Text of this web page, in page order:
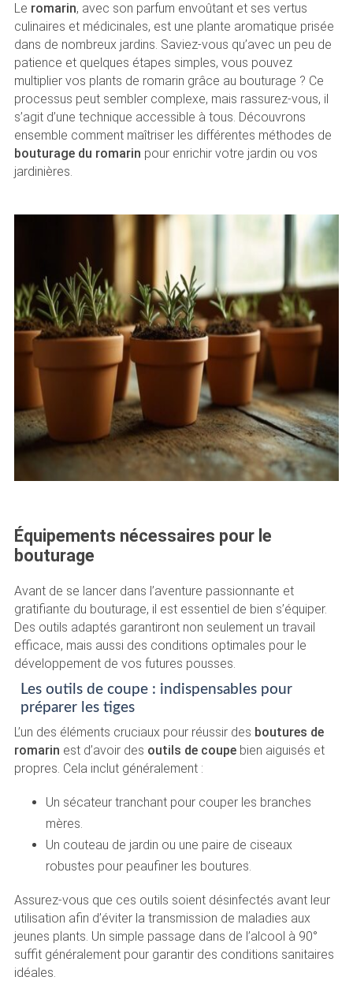
Le romarin, avec son parfum envoûtant et ses vertus
culinaires et médicinales, est une plante aromatique prisée
dans de nombreux jardins. Saviez-vous qu’avec un peu de
patience et quelques étapes simples, vous pouvez
multiplier vos plants de romarin grâce au bouturage ? Ce
processus peut sembler complexe, mais rassurez-vous, il
s’agit d’une technique accessible à tous. Découvrons
ensemble comment maîtriser les différentes méthodes de
bouturage du romarin pour enrichir votre jardin ou vos
jardinières.
Équipements nécessaires pour le
bouturage
Avant de se lancer dans l’aventure passionnante et
gratifiante du bouturage, il est essentiel de bien s’équiper.
Des outils adaptés garantiront non seulement un travail
efficace, mais aussi des conditions optimales pour le
développement de vos futures pousses.
Les outils de coupe : indispensables pour
préparer les tiges
L’un des éléments cruciaux pour réussir des boutures de
romarin est d’avoir des outils de coupebien aiguisés et
propres. Cela inclut généralement :
Un sécateur tranchant pour couper les branches
mères.
Un couteau de jardin ou une paire de ciseaux
robustes pour peaufiner les boutures.
Assurez-vous que ces outils soient désinfectés avant leur
utilisation afin d’éviter la transmission de maladies aux
jeunes plants. Un simple passage dans de l’alcool à 90°
suffit généralement pour garantir des conditions sanitaires
idéales.